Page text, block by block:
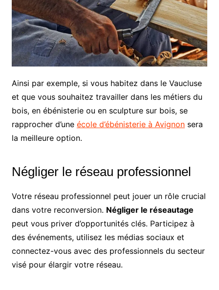
Ainsi par exemple, si vous habitez dans le Vaucluse
et que vous souhaitez travailler dans les métiers du
bois, en ébénisterie ou en sculpture sur bois, se
rapprocher d’une école d’ébénisterie à Avignonsera
la meilleure option.
Négliger le réseau professionnel
Votre réseau professionnel peut jouer un rôle crucial
dans votre reconversion. Négliger le réseautage
peut vous priver d’opportunités clés. Participez à
des événements, utilisez les médias sociaux et
connectez-vous avec des professionnels du secteur
visé pour élargir votre réseau.